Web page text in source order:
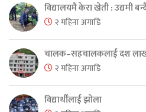
विद्यालयमै केरा खेती : उद्यमी बन्दै
२ महिना अगाडि
चालक–सहचालकलाई दश
२ महिना अगाडि
विद्यार्थीलाई झोला